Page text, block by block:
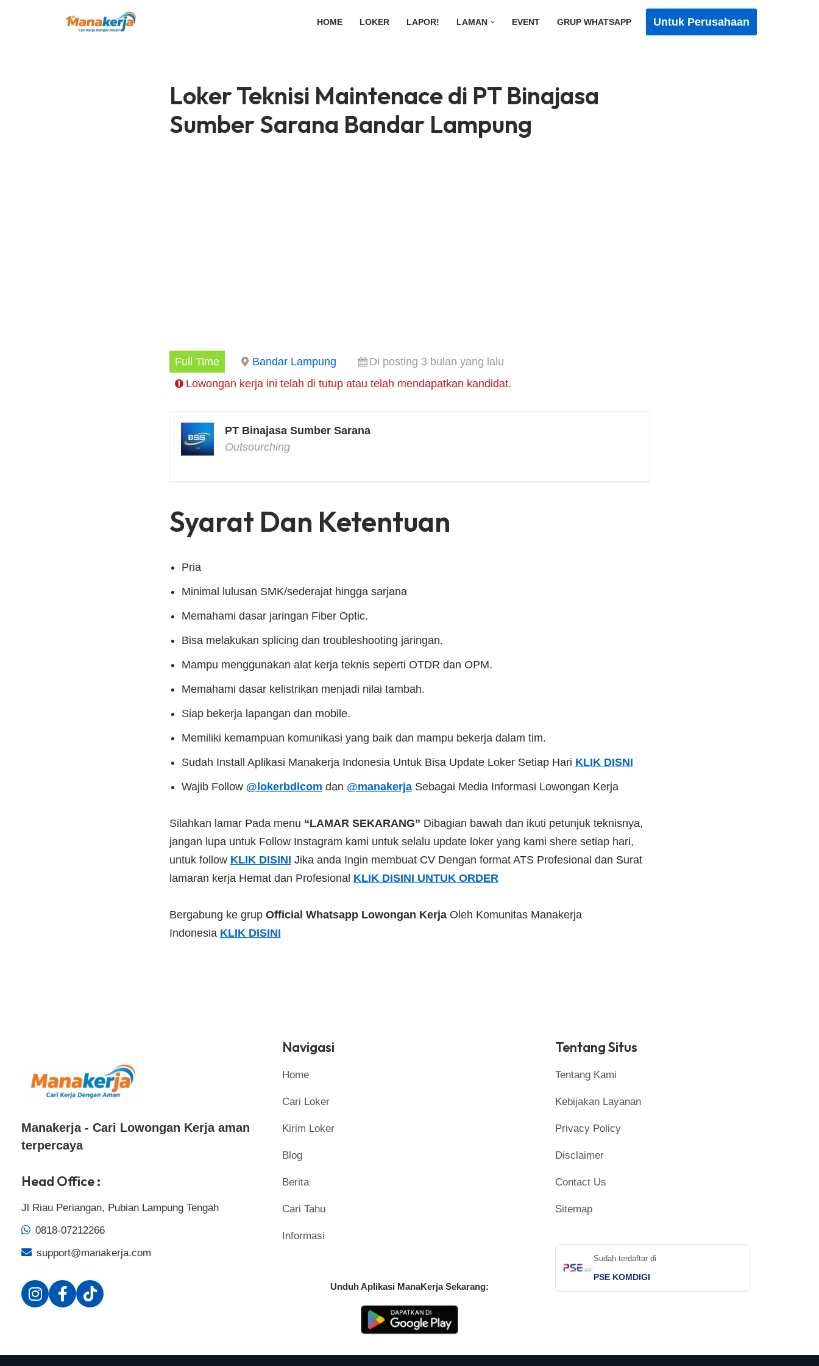
HOME LOKER LAPOR! LAMAN EVENT GRUP WHATSAPP Untuk Perusahaan
Loker Teknisi Maintenace di PT Binajasa
Sumber Sarana Bandar Lampung
Full Time Bandar Lampung
Di posting 3 bulan yang lalu
Lowongan kerja ini telah di tutup atau telah mendapatkan kandidat.
PT Binajasa Sumber Sarana
Outsourching
Syarat Dan Ketentuan
Pria
Minimal lulusan SMK/sederajat hingga sarjana
Memahami dasar jaringan Fiber Optic.
Bisa melakukan splicing dan troubleshooting jaringan.
Mampu menggunakan alat kerja teknis seperti OTDR dan OPM.
Memahami dasar kelistrikan menjadi nilai tambah.
Siap bekerja lapangan dan mobile.
Memiliki kemampuan komunikasi yang baik dan mampu bekerja dalam tim.
Sudah Install Aplikasi Manakerja Indonesia Untuk Bisa Update Loker Setiap Hari KLIK DISNI
Wajib Follow @lokerbdlcom dan @manakerjaSebagai Media Informasi Lowongan Kerja
Silahkan lamar Pada menu “LAMAR SEKARANG” Dibagian bawah dan ikuti petunjuk teknisnya,
jangan lupa untuk Follow Instagram kami untuk selalu update loker yang kami shere setiap hari,
untuk follow KLIK DISINI Jika anda Ingin membuat CV Dengan format ATS Profesional dan Surat
lamaran kerja Hemat dan Profesional KLIK DISINI UNTUK ORDER
Bergabung ke grup Official Whatsapp Lowongan Kerja Oleh Komunitas Manakerja
Indonesia KLIK DISINI
Manakerja - Cari Lowongan Kerja aman
terpercaya
Head Office :
Jl Riau Periangan, Pubian Lampung Tengah
0818-07212266
support@manakerja.com
Navigasi
Home
Cari Loker
Kirim Loker
Blog
Berita
Cari Tahu
Informasi
Unduh Aplikasi ManaKerja Sekarang:
Tentang Situs
Tentang Kami
Kebijakan Layanan
Privacy Policy
Disclaimer
Contact Us
Sitemap
Sudah terdaftar di
PSE KOMDIGI